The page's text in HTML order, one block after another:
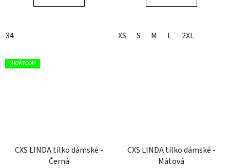
34 XS S M L 2XL
SHOWROOM
CXS LINDA tílko dámské -
Černá
CXS LINDA tílko dámské -
Mátová